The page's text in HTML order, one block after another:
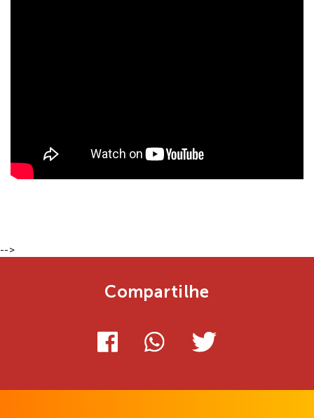
-->
Compartilhe